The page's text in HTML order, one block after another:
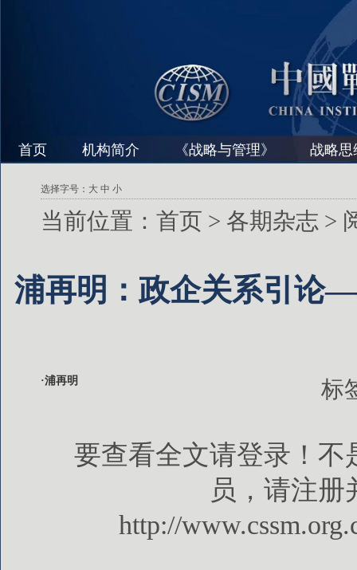
首页 机构简介 《战略与管理》 战略思
选择字号： 大 中 小
当前位置： 首页 > 各期杂志 >
浦再明：政企关系引论
·浦再明 标
要查看全文请登录！不
员，请注册
http://